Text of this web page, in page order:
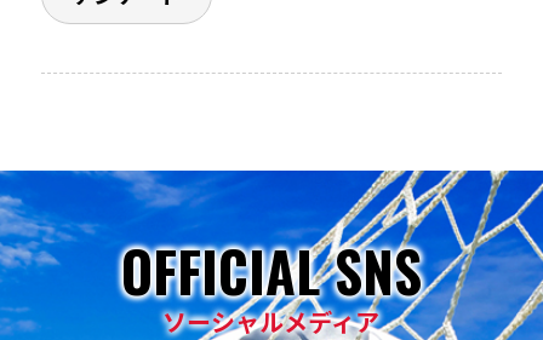
OFFICIAL SNS
ソーシャルメディア